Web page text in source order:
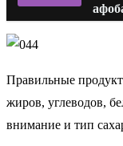
Правильные
жиров, углеводов,
внимание и тип